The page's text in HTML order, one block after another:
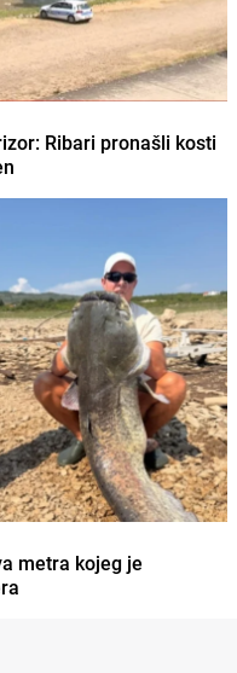
Ribari pronašli kosti
metra kojeg je